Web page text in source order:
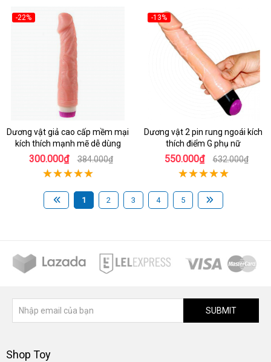
-22%
Dương vật giả cao cấp mềm mại
kích thích mạnh mẽ dễ dùng
300.000₫ 384.000₫
-13%
Dương vật 2 pin rung ngoái kích
thích điểm G phụ nữ
550.000₫ 632.000₫
1 2 3 4 5
SUBMIT
Shop Toy